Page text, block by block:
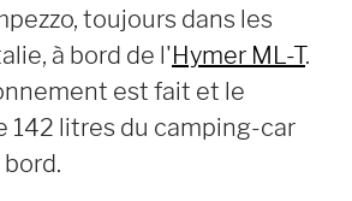
toujours dans les
à bord de l'Hymer ML-T.
est fait et le
142 litres du camping-car